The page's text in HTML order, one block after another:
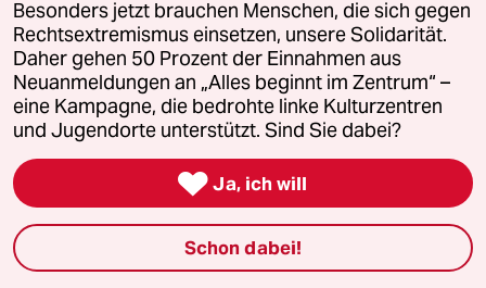
B Breitmaulfrosch
03.02.2018,15:39 Uhr
Wie der Westen es macht, ist es also verkehrt:
"Regime Change" ist schlecht, "Wandel durch
Annäherung" aber auch. Was soll der Westenn
denn nun tun? Da hätten wir schon gerne eine
Tatsache, dass der Westen weder in politischer
Hinsicht allmächtig, noch in moralisch-
Besonders jetzt brauchen Menschen, die sich gegen
Rechtsextremismus einsetzen, unsere Solidarität.
Daher gehen 50 Prozent der Einnahmen aus
Neuanmeldungen an „Alles beginnt im Zentrum“ –
eine Kampagne, die bedrohte linke Kulturzentren
und Jugendorte unterstützt. Sind Sie dabei?
 Ja, ich will
Schon dabei!